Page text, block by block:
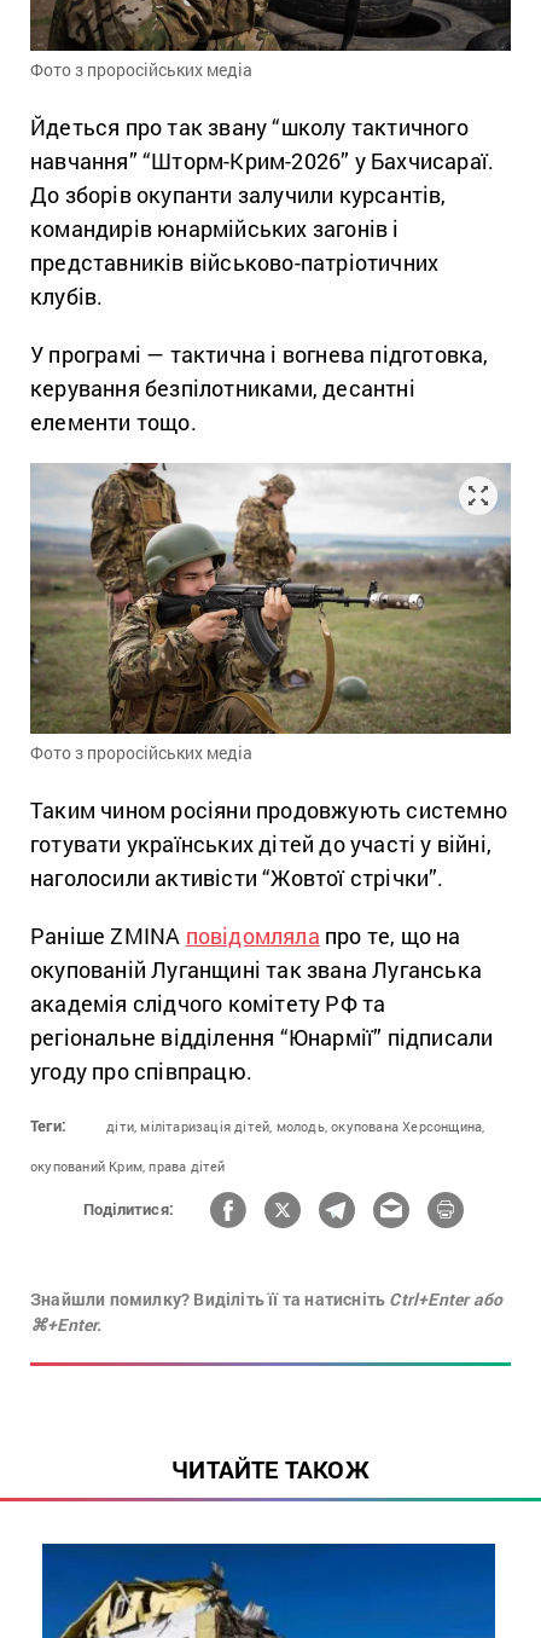
Фото з проросійських медіа
Йдеться про так звану “школу тактичного
навчання” “Шторм-Крим-2026” у Бахчисараї.
До зборів окупанти залучили курсантів,
командирів юнармійських загонів і
представників військово-патріотичних
клубів.
У програмі — тактична і вогнева підготовка,
керування безпілотниками, десантні
елементи тощо.
Фото з проросійських медіа
Таким чином росіяни продовжують системно
готувати українських дітей до участі у війні,
наголосили активісти “Жовтої стрічки”.
Раніше ZMINA повідомляла про те, що на
окупованій Луганщині так звана Луганська
академія слідчого комітету РФ та
регіональне відділення “Юнармії” підписали
угоду про співпрацю.
Теги: діти, мілітаризація дітей, молодь, окупована Херсонщина,
окупований Крим, права дітей
Поділитися:
Знайшли помилку? Виділіть її та натисніть Ctrl+Enter або
⌘+Enter.
ЧИТАЙТЕ ТАКОЖ